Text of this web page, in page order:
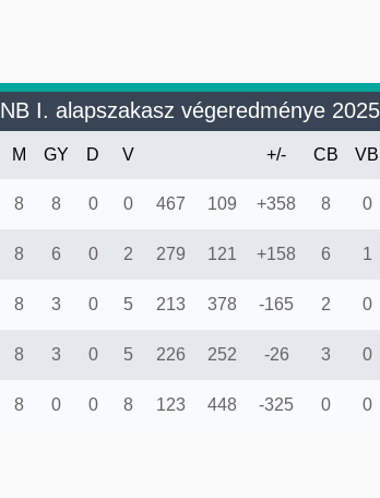
NB I. alapszakasz végeredménye
M GY D V +/- CB VB
8 8 0 0 467 109 +358 8 0
8 6 0 2 279 121 +158 6 1
8 3 0 5 213 378 -165 2 0
8 3 0 5 226 252 -26 3 0
8 0 0 8 123 448 -325 0 0